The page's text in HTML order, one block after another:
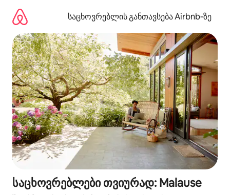
გადასვლა
საცხოვრებლის განთავსება Airbnb‑ზე
საცხოვრებლები თვიურად: Malause